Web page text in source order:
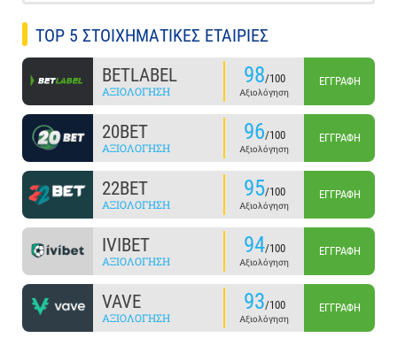
TOP 5 ΣΤΟΙΧΗΜΑΤΙΚΕΣ ΕΤΑΙΡΙΕΣ
BETLABEL
ΑΞΙΟΛΌΓΗΣΗ
98/100
Αξιολόγηση
ΕΓΓΡΑΦΉ
20BET
ΑΞΙΟΛΌΓΗΣΗ
96/100
Αξιολόγηση
ΕΓΓΡΑΦΉ
22BET
ΑΞΙΟΛΌΓΗΣΗ
95/100
Αξιολόγηση
ΕΓΓΡΑΦΉ
IVIBET
ΑΞΙΟΛΌΓΗΣΗ
94/100
Αξιολόγηση
ΕΓΓΡΑΦΉ
VAVE
ΑΞΙΟΛΌΓΗΣΗ
93/100
Αξιολόγηση
ΕΓΓΡΑΦΉ